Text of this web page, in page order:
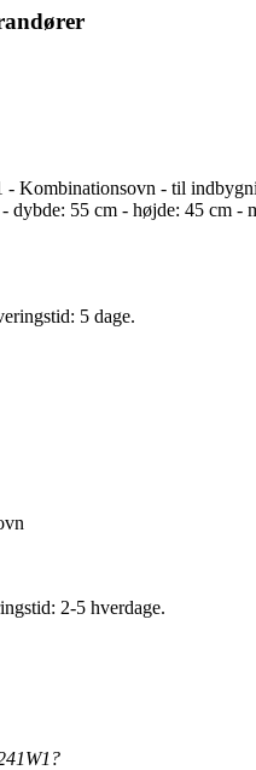
- Kombinationsovn - til
dybde: 55 cm - højde: 45 cm -
5 dage.
2-5 hverdage.